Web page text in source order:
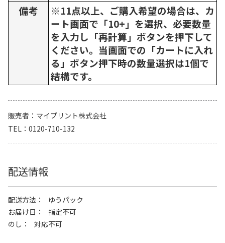
備考
※11点以上、ご購入希望の場合は、カ
ート画面で「10+」を選択、必要数量
を入力し「再計算」ボタンを押下して
ください。当画面での「カートに入れ
る」ボタン押下時の数量選択は1個で
結構です。
販売者
マイプリント株式会社
TEL
0120-710-132
配送情報
配送方法
ゆうパック
お届け日
指定不可
のし
対応不可